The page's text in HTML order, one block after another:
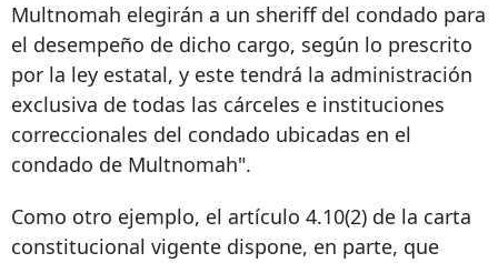
Multnomah elegirán a un sheriff del condado para
el desempeño de dicho cargo, según lo prescrito
por la ley estatal, y este tendrá la administración
exclusiva de todas las cárceles e instituciones
correccionales del condado ubicadas en el
condado de Multnomah".
Como otro ejemplo, el artículo 4.10(2) de la carta
constitucional vigente dispone, en parte, que